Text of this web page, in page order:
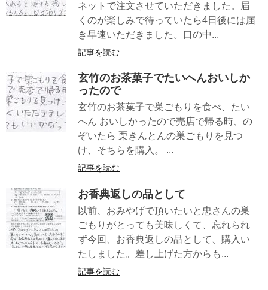
ネットで注文させていただきました。届
くのが楽しみで待っていたら4日後には届
き早速いただきました。口の中...
記事を読む
玄竹のお茶菓子でたいへんおいしか
ったので
玄竹のお茶菓子で巣ごもりを食べ、たい
へん おいしかったので売店で帰る時、の
ぞいたら 栗きんとんの巣ごもりを見つ
け、そちらを購入。 ...
記事を読む
お香典返しの品として
以前、おみやげで頂いたいと忠さんの巣
ごもりがとっても美味しくて、忘れられ
ず今回、お香典返しの品として、購入い
たしました。差し上げた方からも...
記事を読む